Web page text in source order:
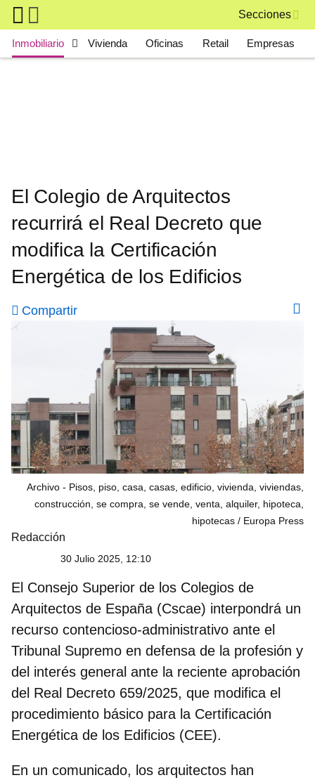
Skip to main content
Secciones
Main navigation
Inmobiliario Vivienda Oficinas Retail Empresas
El Colegio de Arquitectos
recurrirá el Real Decreto que
modifica la Certificación
Energética de los Edificios
Compartir
Archivo - Pisos, piso, casa, casas, edificio, vivienda, viviendas,
construcción, se compra, se vende, venta, alquiler, hipoteca,
hipotecas
Europa Press
Redacción
30 Julio 2025, 12:10
El Consejo Superior de los Colegios de
Arquitectos de España (Cscae) interpondrá un
recurso contencioso-administrativo ante el
Tribunal Supremo en defensa de la profesión y
del interés general ante la reciente aprobación
del Real Decreto 659/2025, que modifica el
procedimiento básico para la Certificación
Energética de los Edificios (CEE).
En un comunicado, los arquitectos han